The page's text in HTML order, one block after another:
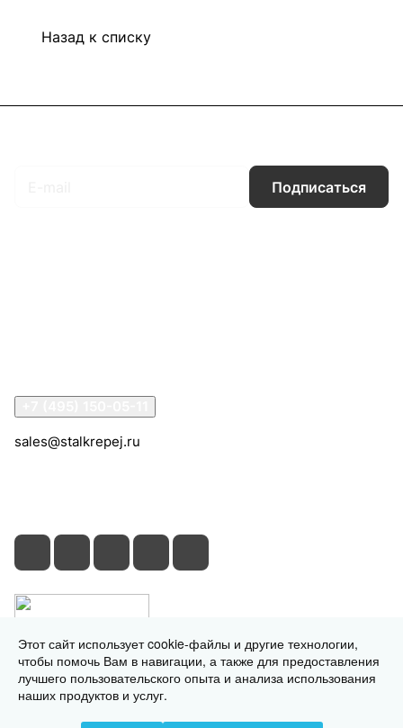
Назад к списку
Подписаться
sales@stalkrepej.ru
© 2026 © 2026 © СтальКрепеж - интернет-магазин
Этот сайт использует cookie-файлы и другие технологии,
чтобы помочь Вам в навигации, а также для предоставления
лучшего пользовательского опыта и анализа использования
наших продуктов и услуг.